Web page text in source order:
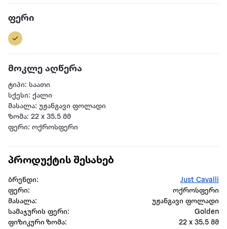
ფერი
მოკლე აღწერა
ტიპი: საათი
სქესი: ქალი
მასალა: უჟანგავი ფოლადი
ზომა: 22 x 35.5 მმ
ფერი: ოქროსფერი
პროდუქტის შესახებ
ბრენდი:
Just Cavalli
ფერი:
ოქროსფერი
მასალა:
უჟანგავი ფოლადი
სამაჯურის ფერი:
Golden
ფიზიკური ზომა:
22 x 35.5 მმ